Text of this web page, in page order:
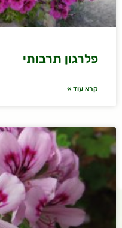
פלרגון תרבותי
קרא עוד »